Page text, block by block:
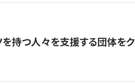
持つ人々を支援する団体を